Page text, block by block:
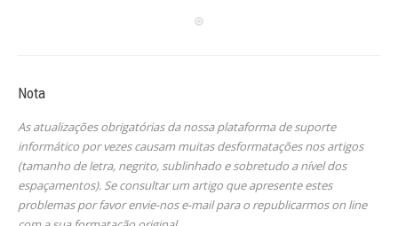
Nota
As atualizações obrigatórias da nossa plataforma de suporte
informático por vezes causam muitas desformatações nos artigos
(tamanho de letra, negrito, sublinhado e sobretudo a nível dos
espaçamentos). Se consultar um artigo que apresente estes
problemas por favor envie-nos e-mail para o republicarmos on line